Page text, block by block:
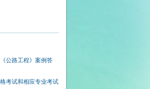
公路工程》案例答
考试和相应专业考试